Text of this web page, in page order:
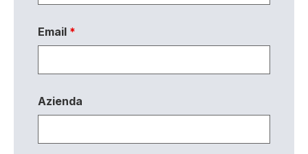
Email *
Azienda